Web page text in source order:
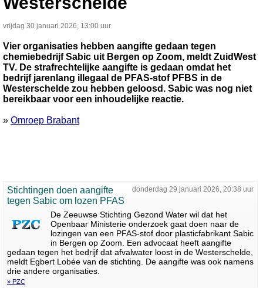
vrijdag 30 januari 2026, 13:00 uur
Vier organisaties hebben aangifte gedaan tegen
chemiebedrijf Sabic uit Bergen op Zoom, meldt ZuidWest
TV. De strafrechtelijke aangifte is gedaan omdat het
bedrijf jarenlang illegaal de PFAS-stof PFBS in de
Westerschelde zou hebben geloosd. Sabic was nog niet
bereikbaar voor een inhoudelijke reactie.
» Omroep Brabant
donderdag 29 januari 2026, 20:38 uur
Stichtingen doen aangifte
tegen Sabic om lozen PFAS
De Zeeuwse Stichting Gezond Water wil dat het
Openbaar Ministerie onderzoek gaat doen naar de
lozingen van een PFAS-stof door plasticfabrikant Sabic
in Bergen op Zoom. Een advocaat heeft aangifte
gedaan tegen het bedrijf dat afvalwater loost in de Westerschelde,
meldt Egbert Lobée van de stichting. De aangifte was ook namens
drie andere organisaties.
» PZC